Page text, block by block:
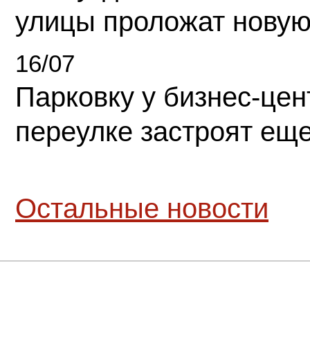
улицы проложат
16/07
Парковку у бизнес-
переулке застроят
Остальные новости